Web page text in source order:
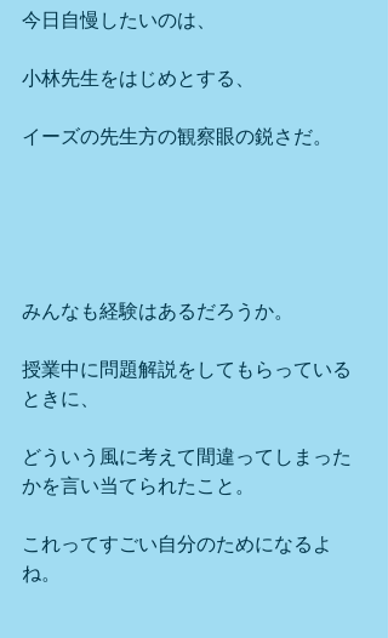
今日自慢したいのは、
小林先生をはじめとする、
イーズの先生方の観察眼の鋭さだ。
みんなも経験はあるだろうか。
授業中に問題解説をしてもらっている
ときに、
どういう風に考えて間違ってしまった
かを言い当てられたこと。
これってすごい自分のためになるよ
ね。